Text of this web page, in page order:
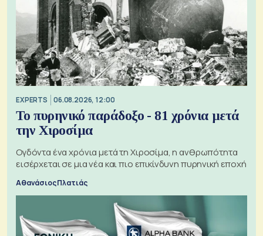
EXPERTS 06.08.2026, 12:00
Το πυρηνικό παράδοξο - 81 χρόνια μετά
την Χιροσίμα
Ογδόντα ένα χρόνια μετά τη Χιροσίμα, η ανθρωπότητα
εισέρχεται σε μια νέα και πιο επικίνδυνη πυρηνική εποχή
Αθανάσιος Πλατιάς